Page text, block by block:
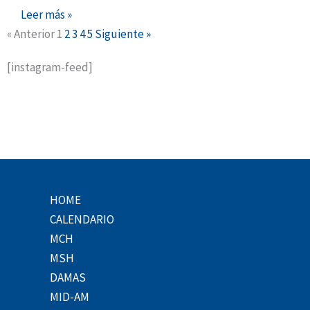
Leer más »
« Anterior1 23 45 Siguiente »
[instagram-feed]
HOME
CALENDARIO
MCH
MSH
DAMAS
MID-AM